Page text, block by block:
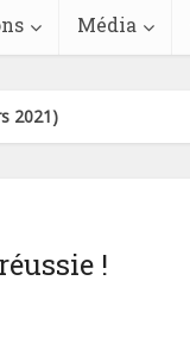
Média
2021)
!